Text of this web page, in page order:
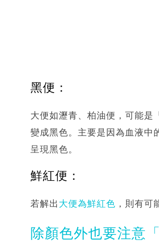
黑便：
大便如瀝青、柏油便，可能是
變成黑色。主要是因為血液中
呈現黑色。
鮮紅便：
若解出 大便為鮮紅色 ，則有可
除顏色外也要注意